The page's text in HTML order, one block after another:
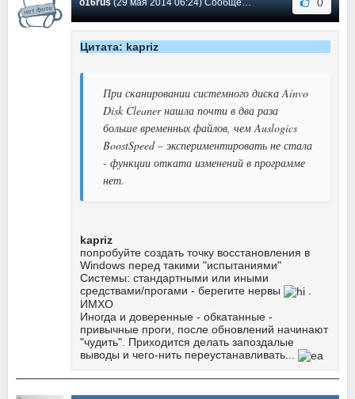
Цитата: kapriz
При сканировании системного диска Ainvo
Disk Cleaner нашла почти в два раза
больше временных файлов, чем Auslogics
BoostSpeed – экспериментировать не стала
- функции отката изменений в программе
нет.
kapriz
попробуйте создать точку восстановления в
Windows перед такими "испытаниями"
Системы: стандартными или иными
средствами/прогами - берегите нервы
ИМХО
Иногда и доверенные - обкатанные -
привычные проги, после обновлений начинают
"чудить". Приходится делать запоздалые
выводы и чего-нить переустанавливать...